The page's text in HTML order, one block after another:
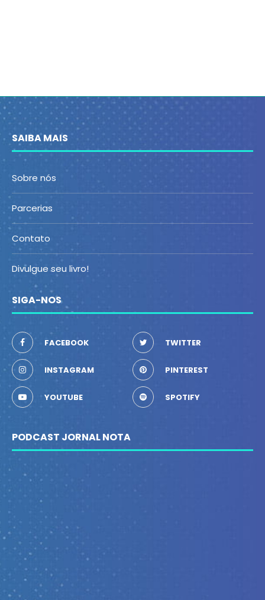
SAIBA MAIS
Sobre nós
Parcerias
Contato
Divulgue seu livro!
SIGA-NOS
FACEBOOK TWITTER
INSTAGRAM PINTEREST
YOUTUBE SPOTIFY
PODCAST JORNAL NOTA